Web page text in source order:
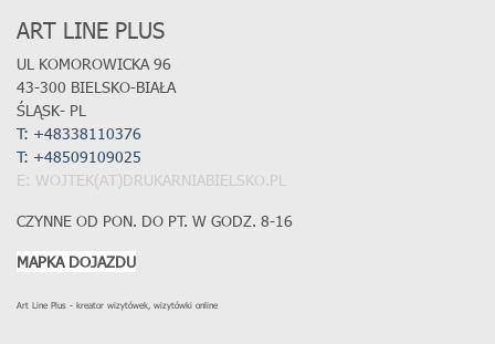
ART LINE PLUS
UL KOMOROWICKA 96
43-300 BIELSKO-BIAŁA
ŚLĄSK- PL
T: +48338110376
T: +48509109025
E: WOJTEK(AT)DRUKARNIABIELSKO.PL
CZYNNE OD PON. DO PT. W GODZ. 8-16
MAPKA DOJAZDU
Art Line Plus - kreator wizytówek, wizytówki online